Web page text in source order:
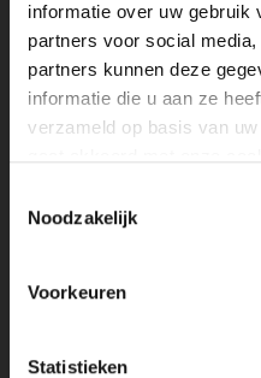
informatie over uw gebruik
partners voor social
partners kunnen deze
informatie die u aan ze
verzameld op basis van
Noodzakelijk
Voorkeuren
Statistieken